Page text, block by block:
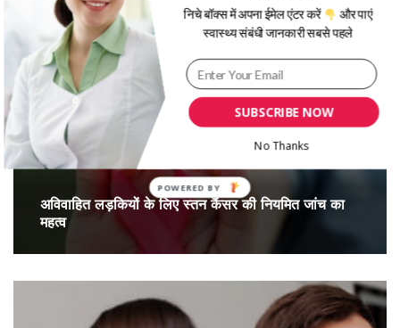
अविवाहित लड़कियों के लिए स्तन कैंसर की नियमित जांच का
महत्व
SUBSCRIBE NOW
निचे बॉक्स में अपना ईमेल एंटर करें
और पाएं
स्वास्थ्य संबंधी जानकारी सबसे पहले
No Thanks